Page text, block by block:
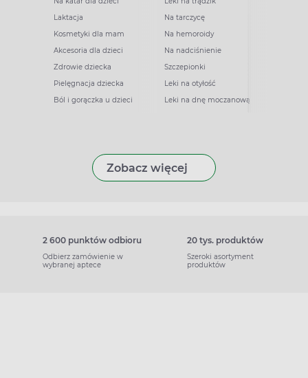
Laktacja
Kosmetyki dla mam
Akcesoria dla dzieci
Zdrowie dziecka
Pielęgnacja dziecka
Ból i gorączka u dzieci
Na tarczycę
Na hemoroidy
Na nadciśnienie
Szczepionki
Leki na otyłość
Leki na dnę moczanową
Zobacz więcej
2 600 punktów odbioru
Odbierz zamówienie w
wybranej aptece
20 tys. produktów
Szeroki asortyment
produktów